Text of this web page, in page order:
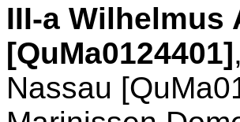
III-a Wilhelmus
[QuMa0124401]
Nassau